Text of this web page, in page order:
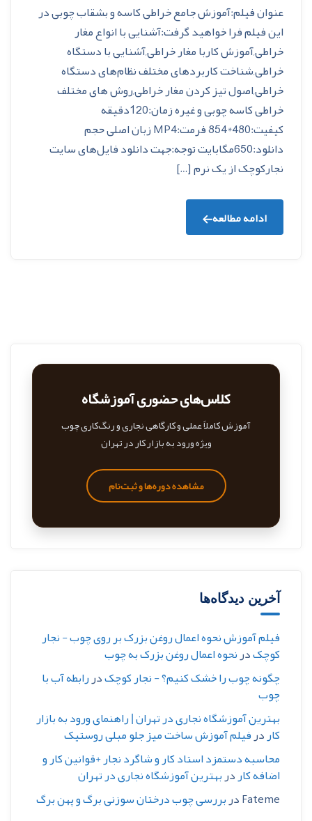
عنوان فیلم:آموزش جامع خراطی کاسه و بشقاب چوبی در
این فیلم فرا خواهید گرفت:آشنایی با انواع مغار
خراطی,آموزش کاربا مغار خراطی,آشنایی با دستگاه
خراطی,شناخت کاربردهای مختلف نظام‌های دستگاه
خراطی,اصول تیز کردن مغار خراطی,روش های مختلف
خراطی کاسه چوبی و غیره زمان:120دقیقه
کیفیت:480*854 فرمت:MP4 زبان اصلی حجم
دانلود:650مگابایت توجه:جهت دانلود فایل‌های سایت
نجارکوچک از یک نرم […]
ادامه مطالعه
کلاس‌های حضوری آموزشگاه
آموزش کاملاً عملی و کارگاهی نجاری و رنگ‌کاری چوب
ویژه ورود به بازار کار در تهران
مشاهده دوره‌ها و ثبت‌نام
آخرین دیدگاه‌ها
فیلم آموزش نحوه اعمال روغن بزرک بر روی چوب - نجار
کوچکدرنحوه اعمال روغن بزرک به چوب
چگونه چوب را خشک کنیم؟ - نجار کوچکدررابطه آب با
چوب
بهترین آموزشگاه نجاری در تهران | راهنمای ورود به بازار
کاردرفیلم آموزش ساخت میز جلو مبلی روستیک
محاسبه دستمزد استاد کار و شاگرد نجار +قوانین کار و
اضافه کاردربهترین آموزشگاه نجاری در تهران
Fatemeدربررسی چوب درختان سوزنی برگ و پهن برگ